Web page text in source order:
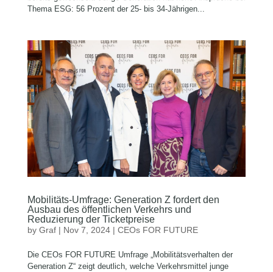
Thema ESG: 56 Prozent der 25- bis 34-Jährigen...
Mobilitäts-Umfrage: Generation Z fordert den
Ausbau des öffentlichen Verkehrs und
Reduzierung der Ticketpreise
by Graf| Nov 7, 2024| CEOs FOR FUTURE
Die CEOs FOR FUTURE Umfrage „Mobilitätsverhalten der
Generation Z“ zeigt deutlich, welche Verkehrsmittel junge